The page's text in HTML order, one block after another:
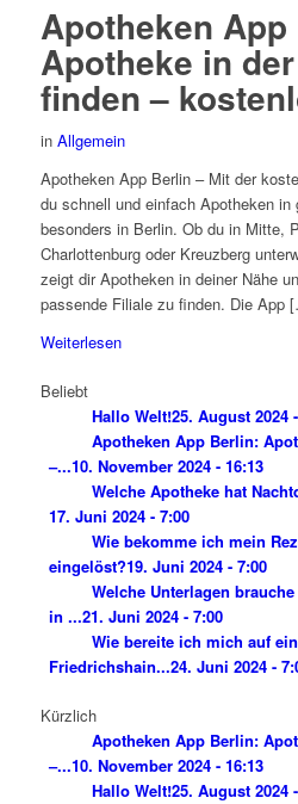
Apotheken
Apotheke in
finden –
in Allgemein
Apotheken App Berlin – Mit der
du schnell und einfach Apotheken in
besonders in Berlin. Ob du in Mitte,
Charlottenburg oder Kreuzberg
zeigt dir Apotheken in deiner Nähe
passende Filiale zu finden. Die App
Weiterlesen
Beliebt
Hallo Welt!25. August 2024
Apotheken App Berlin:
–...10. November 2024 - 16:13
Welche Apotheke hat
17. Juni 2024 - 7:00
Wie bekomme ich mein
eingelöst?19. Juni 2024 - 7:00
Welche Unterlagen
in ...21. Juni 2024 - 7:00
Wie bereite ich mich auf
Friedrichshain...24. Juni 2024 -
Kürzlich
Apotheken App Berlin:
–...10. November 2024 - 16:13
Hallo Welt!25. August 2024